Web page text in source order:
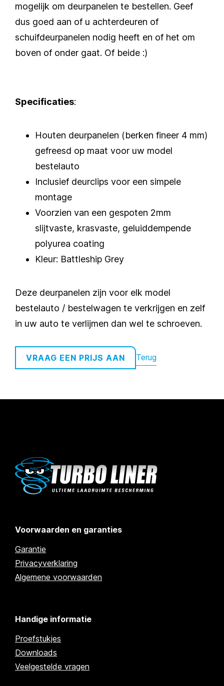
mogelijk om deurpanelen te bestellen. Geef
dus goed aan of u achterdeuren of
schuifdeurpanelen nodig heeft en of het om
boven of onder gaat. Of beide :)
Specificaties:
Houten deurpanelen (berken fineer 4 mm)
gefreesd op maat voor uw model
bestelauto
Inclusief deurclips voor een simpele
montage
Voorzien van een gespoten 2mm
slijtvaste, krasvaste, geluiddempende
polyurea coating
Kleur: Battleship Grey
Deze deurpanelen zijn voor elk model
bestelauto / bestelwagen te verkrijgen en zelf
in uw auto te verlijmen dan wel te schroeven.
VRAAG EEN PRIJS AAN Terug
Voorwaarden en garanties
Garantie
Privacyverklaring
Algemene voorwaarden
Handige informatie
Proefstukjes
Downloads
Veelgestelde vragen